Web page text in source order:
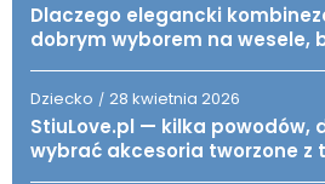
Dlaczego elegancki
dobrym wyborem na wesele,
Dziecko / 28 kwietnia 2026
StiuLove.pl — kilka powodów,
wybrać akcesoria tworzone z